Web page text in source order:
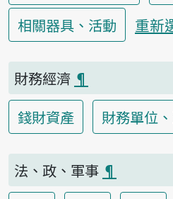
相關器具、活動
重新
財務經濟 ¶
錢財資產
財務單位
法、政、軍事 ¶